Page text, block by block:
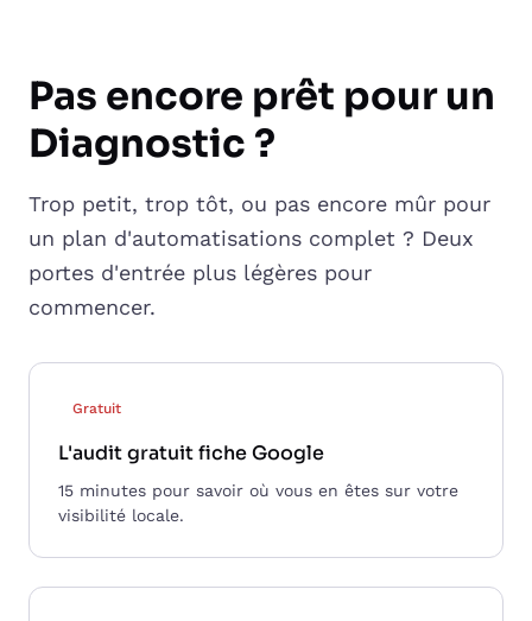
Pas encore prêt pour un
Diagnostic ?
Trop petit, trop tôt, ou pas encore mûr pour
un plan d'automatisations complet ? Deux
portes d'entrée plus légères pour
commencer.
Gratuit
L'audit gratuit fiche Google
15 minutes pour savoir où vous en êtes sur votre
visibilité locale.